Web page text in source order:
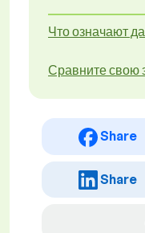
Что означают
Сравните свою
Share
Share